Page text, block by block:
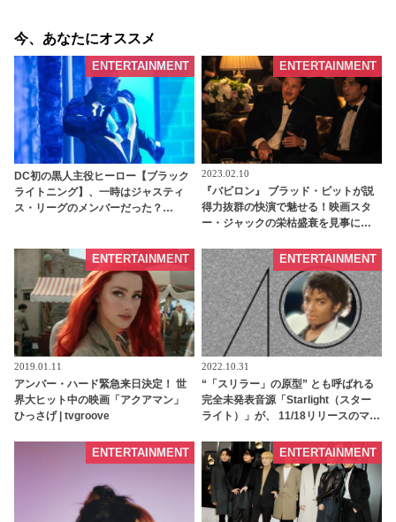
今、あなたにオススメ
DC初の黒人主役ヒーロー【ブラック
ライトニング】、一時はジャスティ
ス・リーグのメンバーだった？
説 | tvgroove
ENTERTAINMENT
2023.02.10
『バビロン』 ブラッド・ピットが説
得力抜群の快演で魅せる！映画スタ
ー・ジャックの栄枯盛衰を見事に体
tvgroove
ENTERTAINMENT
2019.01.11
アンバー・ハード緊急来日決定！ 世
界大ヒット中の映画「アクアマン」
ひっさげ | tvgroove
ENTERTAINMENT
2022.10.31
“「スリラー」の原型” とも呼ばれる
完全未発表音源「Starlight（スター
ライト）」が、 11/18リリースのマイ
年記念エクスパンデッド・エディシ
ョン＞」に収録決定 - tvgroove
ENTERTAINMENT
ENTERTAINMENT ENTERTAINMENT